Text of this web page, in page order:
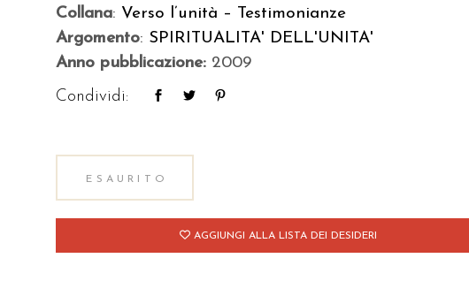
Collana: Verso l’unità – Testimonianze
Argomento: SPIRITUALITA' DELL'UNITA'
Anno pubblicazione: 2009
Condividi:
ESAURITO
AGGIUNGI ALLA LISTA DEI DESIDERI